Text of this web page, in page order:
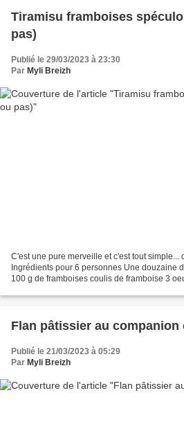
Tiramisu framboises
pas)
Publié le 29/03/2023 à 23:30
Par Myli Breizh
C'est une pure merveille et c'est tout simple...
Ingrédients pour 6 personnes Une douzaine
100 g de framboises coulis de framboise 3
Flan pâtissier au companion
Publié le 21/03/2023 à 05:29
Par Myli Breizh